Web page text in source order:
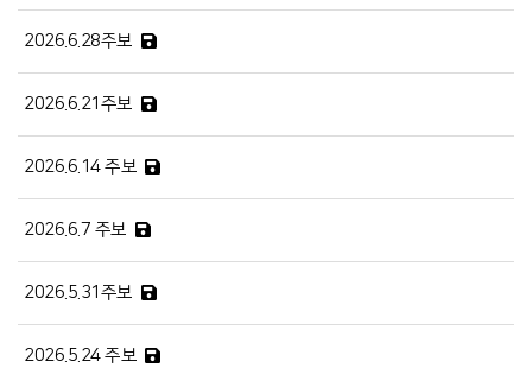
2026.6.28주보
2026.6.21주보
2026.6.14 주보
2026.6.7 주보
2026.5.31주보
2026.5.24 주보